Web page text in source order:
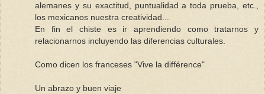
alemanes y su exactitud, puntualidad a toda prueba, etc.,
los mexicanos nuestra creatividad...
En fin el chiste es ir aprendiendo como tratarnos y
relacionarnos incluyendo las diferencias culturales.
Como dicen los franceses "Vive la différence"
Un abrazo y buen viaje